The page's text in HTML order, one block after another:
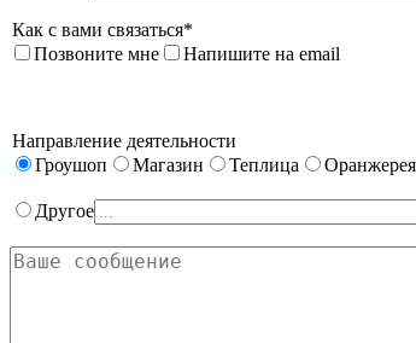
Как с вами связаться*
Позвоните мне
Напишите на email
Направление деятельности
Гроушоп
Магазин Теплица Оранжерея
Другое